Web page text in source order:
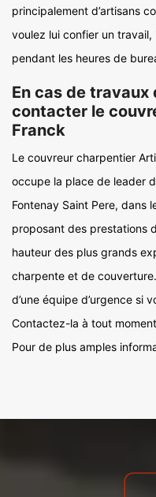
principalement d’artisans
voulez lui confier un
pendant les heures de
En cas de travaux
contacter le
Franck
Le couvreur charpentier
occupe la place de leader
Fontenay Saint Pere, dans
proposant des prestations
hauteur des plus grands
charpente et de
d’une équipe d’urgence si
Contactez-la à tout
Pour de plus amples